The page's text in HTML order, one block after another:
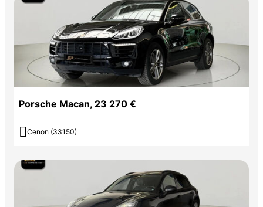
Porsche Macan, 23 270 €
 Cenon (33150)